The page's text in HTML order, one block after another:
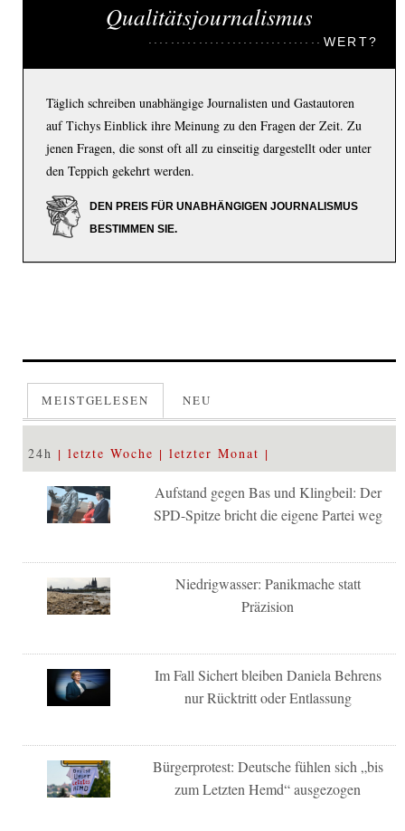
Qualitätsjournalismus
WERT?
Täglich schreiben unabhängige Journalisten und Gastautoren
auf Tichys Einblick ihre Meinung zu den Fragen der Zeit. Zu
jenen Fragen, die sonst oft all zu einseitig dargestellt oder unter
den Teppich gekehrt werden.
DEN PREIS FÜR UNABHÄNGIGEN JOURNALISMUS
BESTIMMEN SIE.
MEISTGELESEN NEU
24h letzte Woche letzter Monat
Aufstand gegen Bas und Klingbeil: Der
SPD-Spitze bricht die eigene Partei weg
Niedrigwasser: Panikmache statt
Präzision
Im Fall Sichert bleiben Daniela Behrens
nur Rücktritt oder Entlassung
Bürgerprotest: Deutsche fühlen sich „bis
zum Letzten Hemd“ ausgezogen